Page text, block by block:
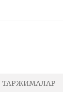
ТАРЖИМАЛАР